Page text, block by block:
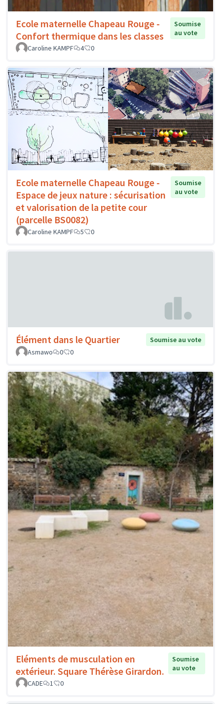
Ecole maternelle Chapeau Rouge -
Confort thermique dans les classes
Soumise
au vote
Caroline KAMPF
4 0
Ecole maternelle Chapeau Rouge -
Espace de jeux nature : sécurisation
et valorisation de la petite cour
(parcelle BS0082)
Soumise
au vote
Caroline KAMPF 5 0
Élément dans le Quartier
Soumise au vote
Asmawo
0 0
Eléments de musculation en
extérieur. Square Thérèse Girardon.
Soumise
au vote
CADE
1 0